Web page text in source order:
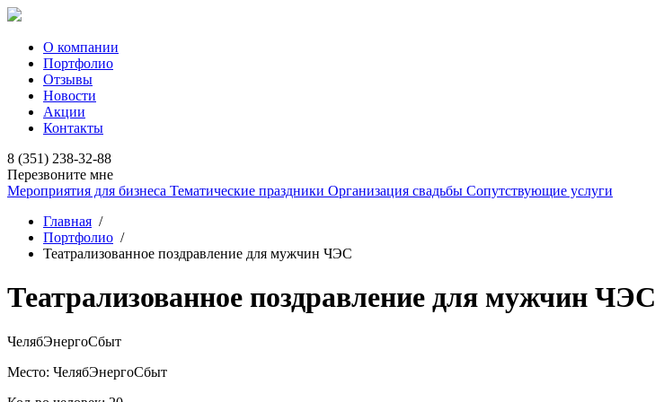
О компании
Портфолио
Отзывы
Новости
Акции
Контакты
8 (351) 238-32-88
Перезвоните мне
Мероприятия для бизнеса Тематические праздники Организация свадьбы Сопутствующие услуги
Главная /
Портфолио /
Театрализованное поздравление для мужчин ЧЭС
Театрализованное поздравление для мужчин ЧЭС
ЧелябЭнергоСбыт
Место: ЧелябЭнергоСбыт